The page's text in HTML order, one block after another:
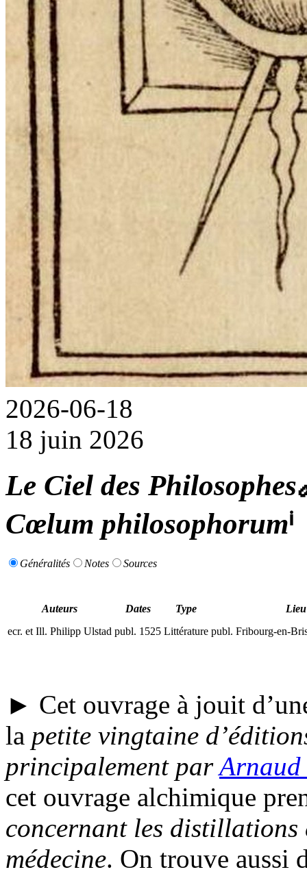
2026-06-18
18 juin 2026
Le Ciel des Philosophes
Cœlum philosophorumⁱ
Généralités Notes Sources
Auteurs Dates Type
Lieu
ecr. et Ill. Philipp Ulstad publ. 1525 Littérature publ. Fribourg-en-
► Cet ouvrage à jouit
la petite vingtaine
principalement parArnaud
cet ouvrage alchimique
concernant les distillations
médecine. On trouve aussi